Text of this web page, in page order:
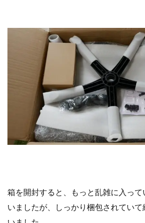
箱を開封すると、もっと乱雑に入っ
いましたが、しっかり梱包されていて